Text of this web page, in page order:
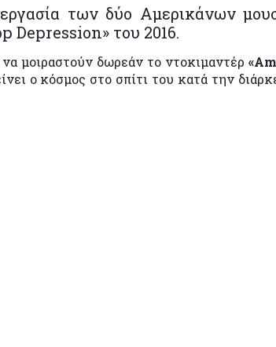
των δύο Αμερικάνων
Depression» του 2016.
μοιραστούν δωρεάν το ντοκιμαντέρ
ο κόσμος στο σπίτι του κατά την